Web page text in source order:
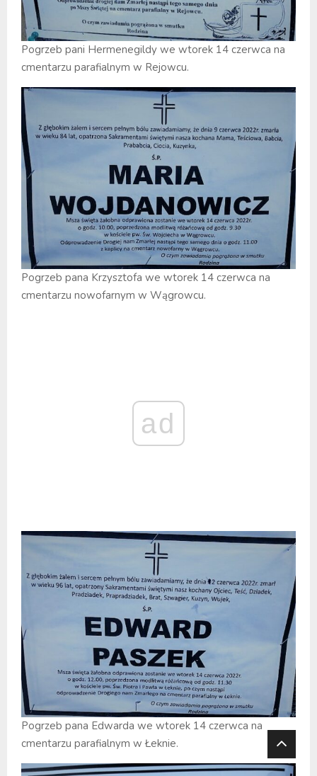
Pogrzeb pani Hermenegildy we wtorek 14 czerwca na
cmentarzu parafialnym w Rejowcu.
Pogrzeb pana Krzysztofa we wtorek 14 czerwca na
cmentarzu nowofarnym w Wągrowcu.
ad
Pogrzeb pana Edwarda we wtorek 14 czerwca na
cmentarzu parafialnym w Łeknie.